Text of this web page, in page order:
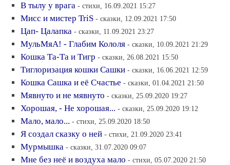
В тылу у врага - стихи, 16.09.2021 15:27
Мисс и мистер TriS - сказки, 12.09.2021 17:50
Цап- Цалапка - сказки, 11.09.2021 23:27
МульМяА! - Глабим Кололя - сказки, 10.09.2021 21:29
Кошка Та-Та и Тигр - сказки, 26.08.2021 15:50
Тиглоризация кошки Сашки - сказки, 16.06.2021 12:59
Кошка Сашка и её Счастье - сказки, 01.04.2021 21:50
Мявнуто и не мявнуто - сказки, 25.09.2020 19:27
Хорошая, - Не хорошая... - сказки, 25.09.2020 19:12
Мало, мало... - стихи, 25.09.2020 18:50
Я создал сказку о ней - стихи, 21.09.2020 23:41
Мурмышка - сказки, 31.07.2020 09:07
Мне без неё и воздуха мало - стихи, 05.07.2020 21:50